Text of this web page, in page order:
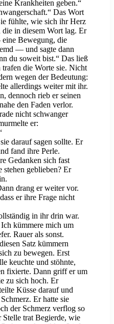
Krankheiten geben.“
Das Wort
fühlte, wie sich ihr Herz
in diesem Wort lag. Er
Bewegung, die
— und sagte dann
du soweit bist.“ Das ließ
die Worte sie. Nicht
wegen der Bedeutung:
allerdings weiter mit ihr.
dennoch rieb er seinen
den Faden verlor.
nicht schwanger
er:
darauf sagen sollte. Er
fand ihre Perle.
Gedanken sich fast
geblieben? Er
drang er weiter vor.
er ihre Frage nicht
in ihr drin war.
kümmere mich um
Rauer als sonst.
Satz kümmern
zu bewegen. Erst
keuchte und stöhnte,
fixierte. Dann griff er um
zu sich hoch. Er
Küsse darauf und
Er hatte sie
der Schmerz verflog so
Stelle trat Begierde, wie